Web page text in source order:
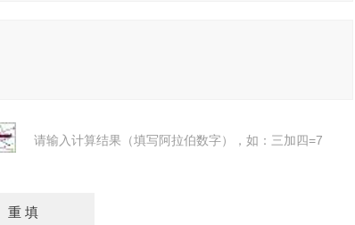
请输入计算结果（填写阿拉伯数字），如：三加四=7